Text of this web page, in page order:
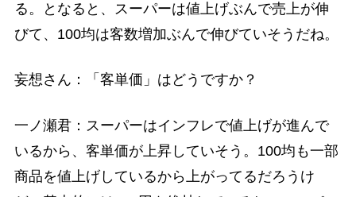
る。となると、スーパーは値上げぶんで売上が伸
びて、100均は客数増加ぶんで伸びていそうだね。
妄想さん：「客単価」はどうですか？
一ノ瀬君：スーパーはインフレで値上げが進んで
いるから、客単価が上昇していそう。100均も一部
商品を値上げしているから上がってるだろうけ